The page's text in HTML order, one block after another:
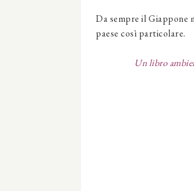
Da sempre il Giappone
paese così particolare.
Un libro